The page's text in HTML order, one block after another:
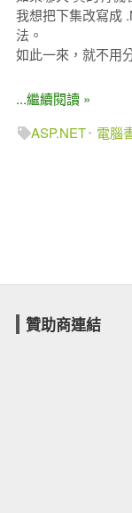
我想把下集改寫成
法。
如此一來，就不用
...繼續閱讀 »
ASP.NET
電腦
贊助商連結